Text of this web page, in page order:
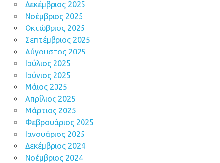
Δεκέμβριος 2025
Νοέμβριος 2025
Οκτώβριος 2025
Σεπτέμβριος 2025
Αύγουστος 2025
Ιούλιος 2025
Ιούνιος 2025
Μάιος 2025
Απρίλιος 2025
Μάρτιος 2025
Φεβρουάριος 2025
Ιανουάριος 2025
Δεκέμβριος 2024
Νοέμβριος 2024